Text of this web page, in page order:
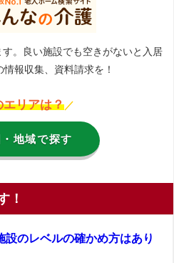
。良い施設でも空きがないと入居
報収集、資料請求を！
エリアは？ ／
地域で探す
！
のレベルの確かめ方はあり